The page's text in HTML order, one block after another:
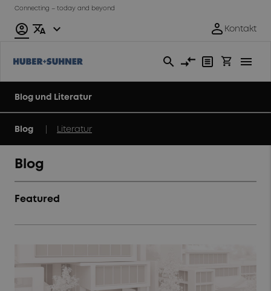
Connecting – today and beyond
Blog und Literatur
Blog | Literatur
Blog
Featured